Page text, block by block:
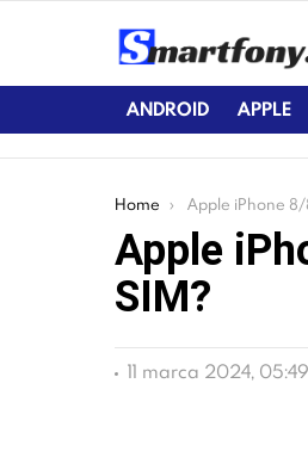
ANDROID APPLE
You are here:
Home Apple iPhone 8/8 Plus
Apple
SIM?
11 marca 2024, 05:49